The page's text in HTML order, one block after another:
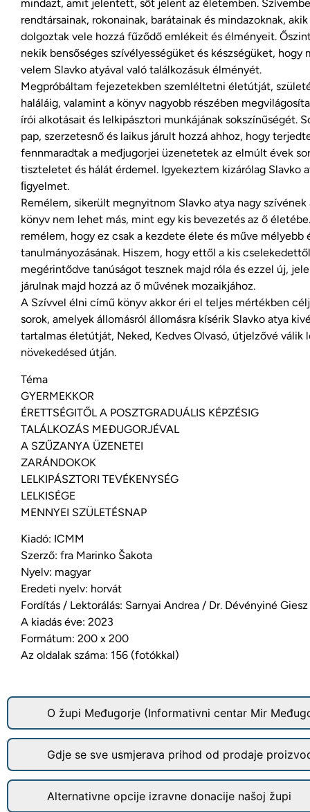
mindazt, amit jelentett, sőt jelent az életemben.
rendtársainak, rokonainak, barátainak és mindazoknak,
dolgoztak vele hozzá fűződő emlékeit és élményeit.
nekik bensőséges szívélyességüket és készségüket, hogy
velem Slavko atyával való találkozásuk élményét.
Megpróbáltam fejezetekben szemléltetni életútját,
haláláig, valamint a könyv nagyobb részében
írói alkotásait és lelkipásztori munkájának sokszínűségét.
pap, szerzetesnő és laikus járult hozzá ahhoz, hogy
fennmaradtak a međjugorjei üzenetetek az elmúlt évek
tiszteletet és hálát érdemel. Igyekeztem kizárólag Slavko
ﬁgyelmet.
Remélem, sikerült megnyitnom Slavko atya nagy szívének
könyv nem lehet más, mint egy kis bevezetés az ő
remélem, hogy ez csak a kezdete élete és műve mélyebb
tanulmányozásának. Hiszem, hogy ettől a kis
megérintődve tanúságot tesznek majd róla és ezzel új,
járulnak majd hozzá az ő művének mozaikjához.
A Szívvel élni című könyv akkor éri el teljes mértékben
sorok, amelyek állomásról állomásra kísérik Slavko atya
tartalmas életútját, Neked, Kedves Olvasó, útjelzővé válik
növekedésed útján.
Téma
GYERMEKKOR
ÉRETTSÉGITŐL A POSZTGRADUÁLIS KÉPZÉSIG
TALÁLKOZÁS MEĐUGORJÉVAL
A SZŰZANYA ÜZENETEI
ZARÁNDOKOK
LELKIPÁSZTORI TEVÉKENYSÉG
LELKISÉGE
MENNYEI SZÜLETÉSNAP
Kiadó: ICMM
Szerző: fra Marinko Šakota
Nyelv: magyar
Eredeti nyelv: horvát
Fordítás / Lektorálás: Sarnyai Andrea / Dr. Dévényiné
A kiadás éve: 2023
Formátum: 200 x 200
Az oldalak száma: 156 (fotókkal)
O župi Međugorje (Informativni centar Mir
Gdje se sve usmjerava prihod od prodaje
Alternativne opcije izravne donacije našoj župi